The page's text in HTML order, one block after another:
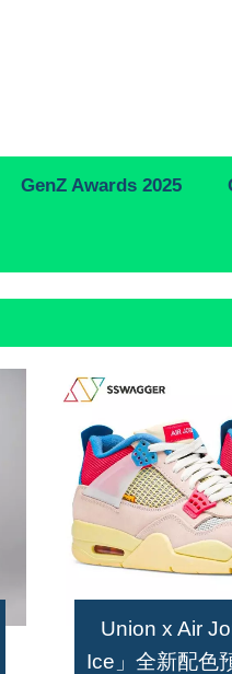
GenZ Awards 2025
Union x Air
Ice」全新配色